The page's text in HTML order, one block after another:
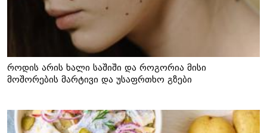
როდის არის ხალი საშიში და როგორია მისი
მოშორების მარტივი და უსაფრთხო გზები